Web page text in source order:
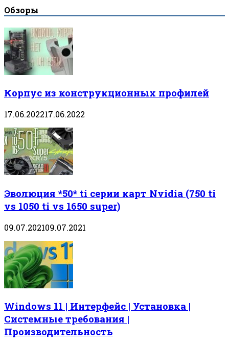
Обзоры
Корпус из конструкционных профилей
17.06.202217.06.2022
Эволюция *50* ti серии карт Nvidia (750 ti
vs 1050 ti vs 1650 super)
09.07.202109.07.2021
Windows 11 | Интерфейс | Установка |
Системные требования |
Производительность